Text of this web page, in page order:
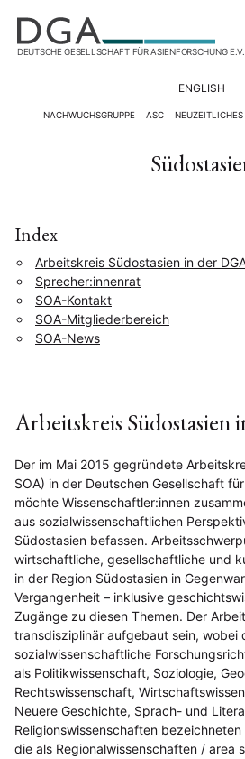
DEUTSCHE GESELLSCHAFT FÜR ASIENFORSCHUNG
ENGLISH
NACHWUCHSGRUPPE ASC
Index
Arbeitskreis Südostasien in der
Sprecher:innenrat
SOA-Kontakt
SOA-Mitgliederbereich
SOA-News
Arbeitskreis Südostasien
Der im Mai 2015 gegründete
SOA) in der Deutschen Gesellschaft
möchte Wissenschaftler:innen
aus sozialwissenschaftlichen
Südostasien befassen.
wirtschaftliche, gesellschaftliche und
in der Region Südostasien in
Vergangenheit – inklusive
Zugänge zu diesen Themen. Der
transdisziplinär aufgebaut sein, wobei
sozialwissenschaftliche
als Politikwissenschaft, Soziologie,
Rechtswissenschaft,
Neuere Geschichte, Sprach- und
Religionswissenschaften
die als Regionalwissenschaften / area